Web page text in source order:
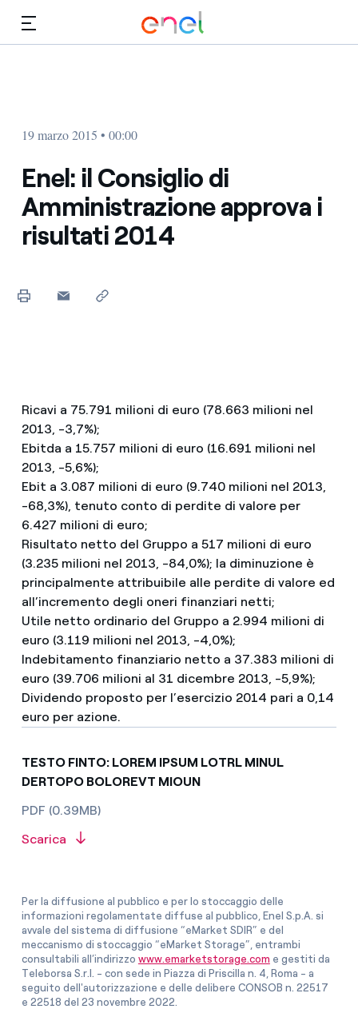
19 marzo 2015 • 00:00
Enel: il Consiglio di
Amministrazione approva i
risultati 2014
Ricavi a 75.791 milioni di euro (78.663 milioni nel
2013, -3,7%);
Ebitda a 15.757 milioni di euro (16.691 milioni nel
2013, -5,6%);
Ebit a 3.087 milioni di euro (9.740 milioni nel 2013,
-68,3%), tenuto conto di perdite di valore per
6.427 milioni di euro;
Risultato netto del Gruppo a 517 milioni di euro
(3.235 milioni nel 2013, -84,0%); la diminuzione è
principalmente attribuibile alle perdite di valore ed
all’incremento degli oneri finanziari netti;
Utile netto ordinario del Gruppo a 2.994 milioni di
euro (3.119 milioni nel 2013, -4,0%);
Indebitamento finanziario netto a 37.383 milioni di
euro (39.706 milioni al 31 dicembre 2013, -5,9%);
Dividendo proposto per l’esercizio 2014 pari a 0,14
euro per azione.
TESTO FINTO: LOREM IPSUM LOTRL MINUL
DERTOPO BOLOREVT MIOUN
PDF (0.39MB)
Scarica
Per la diffusione al pubblico e per lo stoccaggio delle
informazioni regolamentate diffuse al pubblico, Enel S.p.A. si
avvale del sistema di diffusione “eMarket SDIR” e del
meccanismo di stoccaggio “eMarket Storage”, entrambi
consultabili all’indirizzo www.emarketstorage.com e gestiti da
Teleborsa S.r.l. - con sede in Piazza di Priscilla n. 4, Roma - a
seguito dell'autorizzazione e delle delibere CONSOB n. 22517
e 22518 del 23 novembre 2022.